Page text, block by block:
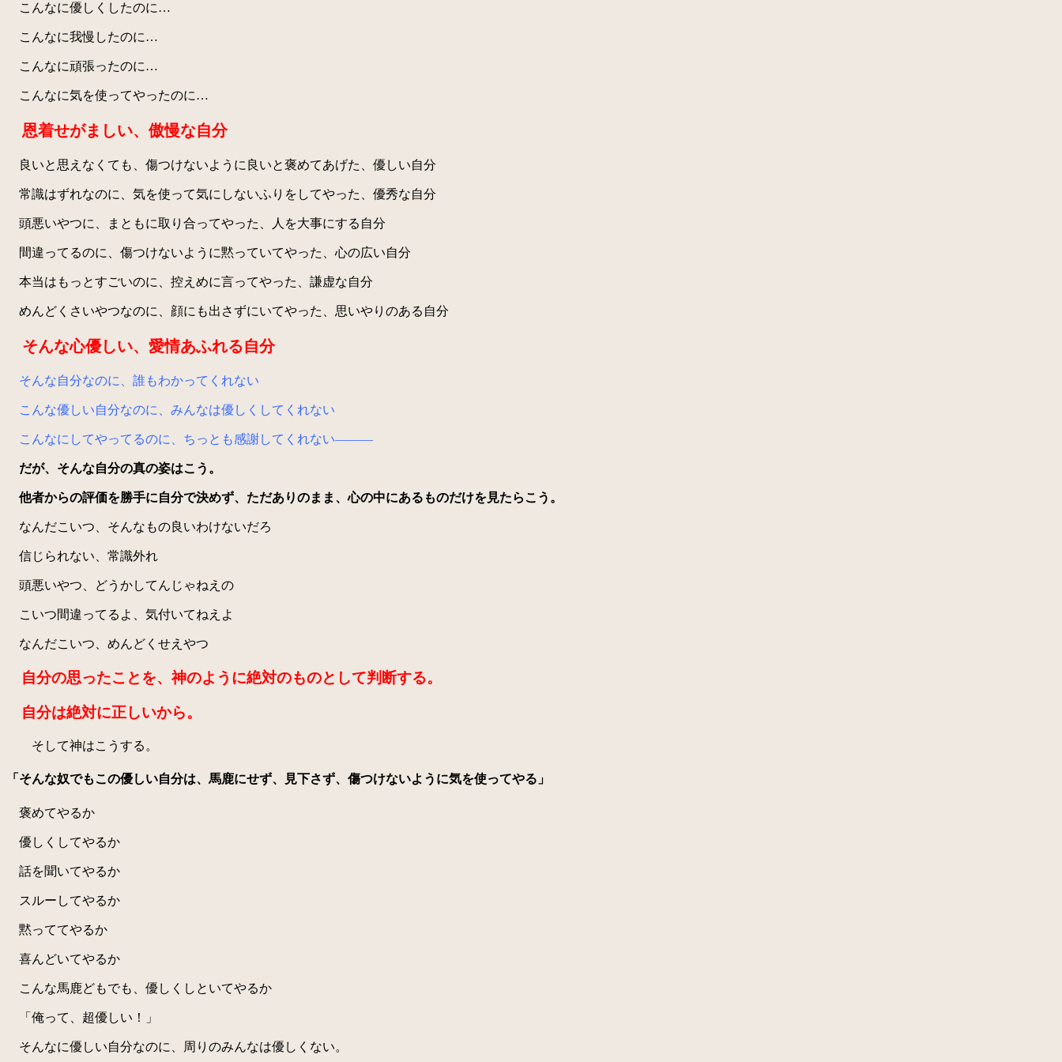
こんなに優しくしたのに…
こんなに我慢したのに…
こんなに頑張ったのに…
こんなに気を使ってやったのに…
恩着せがましい、傲慢な自分
良いと思えなくても、傷つけないように良いと褒めてあげた、優しい自分
常識はずれなのに、気を使って気にしないふりをしてやった、優秀な自分
頭悪いやつに、まともに取り合ってやった、人を大事にする自分
間違ってるのに、傷つけないように黙っていてやった、心の広い自分
本当はもっとすごいのに、控えめに言ってやった、謙虚な自分
めんどくさいやつなのに、顔にも出さずにいてやった、思いやりのある自分
そんな心優しい、愛情あふれる自分
そんな自分なのに、誰もわかってくれない
こんな優しい自分なのに、みんなは優しくしてくれない
こんなにしてやってるのに、ちっとも感謝してくれない———
だが、そんな自分の真の姿はこう。
他者からの評価を勝手に自分で決めず、ただありのまま、心の中にあるものだけを見たらこう。
なんだこいつ、そんなもの良いわけないだろ
信じられない、常識外れ
頭悪いやつ、どうかしてんじゃねえの
こいつ間違ってるよ、気付いてねえよ
なんだこいつ、めんどくせえやつ
自分の思ったことを、神のように絶対のものとして判断する。
自分は絶対に正しいから。
そして神はこうする。
「そんな奴でもこの優しい自分は、馬鹿にせず、見下さず、傷つけないように気を使ってやる」
褒めてやるか
優しくしてやるか
話を聞いてやるか
スルーしてやるか
黙っててやるか
喜んどいてやるか
こんな馬鹿どもでも、優しくしといてやるか
「俺って、超優しい！」
そんなに優しい自分なのに、周りのみんなは優しくない。